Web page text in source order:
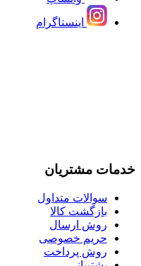
اینستاگرام
خدمات مشتریان
سوالات متداول
بازگشت کالا
روش ارسال
حریم خصوصی
روش پرداخت